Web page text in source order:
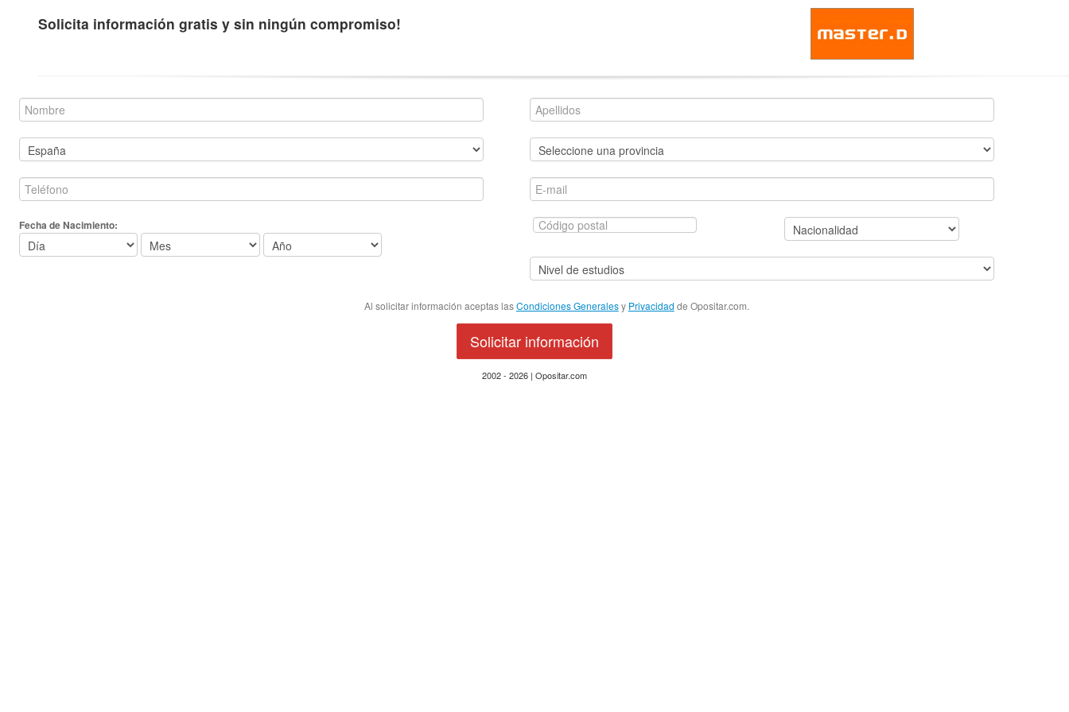
Solicita información gratis y sin ningún compromiso!
Fecha de Nacimiento:
Al solicitar información aceptas lasCondiciones Generalesy Privacidad de Opositar.com.
Solicitar información
2002 - 2026 | Opositar.com